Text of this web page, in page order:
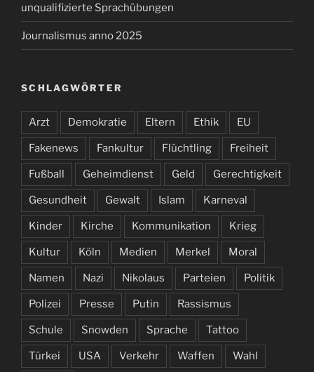
unqualifizierte Sprachübungen
Journalismus anno 2025
SCHLAGWÖRTER
Arzt Demokratie Eltern Ethik EU
Fakenews Fankultur Flüchtling Freiheit
Fußball Geheimdienst Geld Gerechtigkeit
Gesundheit Gewalt Islam Karneval
Kinder Kirche Kommunikation Krieg
Kultur Köln Medien Merkel Moral
Namen Nazi Nikolaus Parteien Politik
Polizei Presse Putin Rassismus
Schule Snowden Sprache Tattoo
Türkei USA Verkehr Waffen Wahl